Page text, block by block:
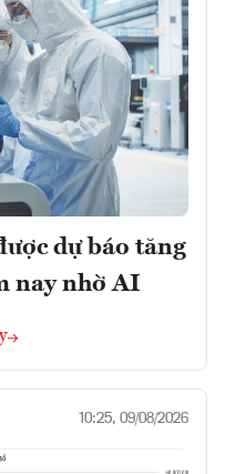
dự báo tăng
nay nhờ AI
10:25, 09/08/2026